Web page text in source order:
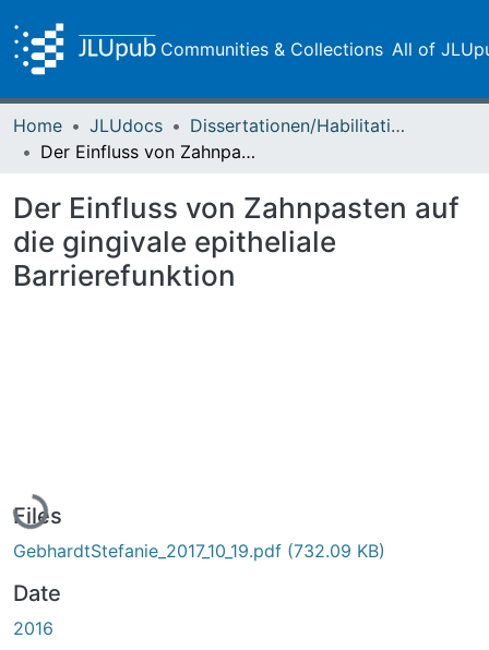
Communities & Collections All of
Home JLUdocs
Dissertationen/Habilitationen
Der Einfluss von Zahnpasten auf die gingivale epitheliale Barrierefunktion
Der Einfluss von Zahnpasten auf
die gingivale epitheliale
Barrierefunktion
Loading...
Files
GebhardtStefanie_2017_10_19.pdf (732.09 KB)
Date
2016